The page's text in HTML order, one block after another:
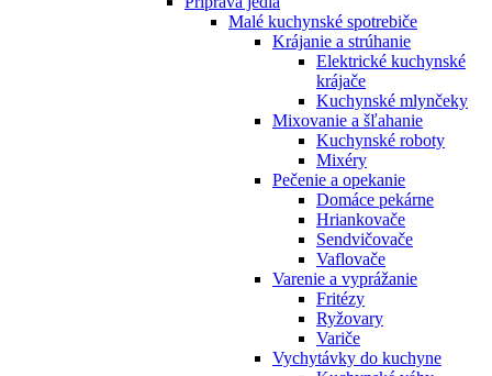
Malé kuchynské spotrebiče
Krájanie a strúhanie
Elektrické kuchynské
krájače
Kuchynské mlynčeky
Mixovanie a šľahanie
Kuchynské roboty
Mixéry
Pečenie a opekanie
Domáce pekárne
Hriankovače
Sendvičovače
Vaflovače
Varenie a vyprážanie
Fritézy
Ryžovary
Variče
Vychytávky do kuchyne